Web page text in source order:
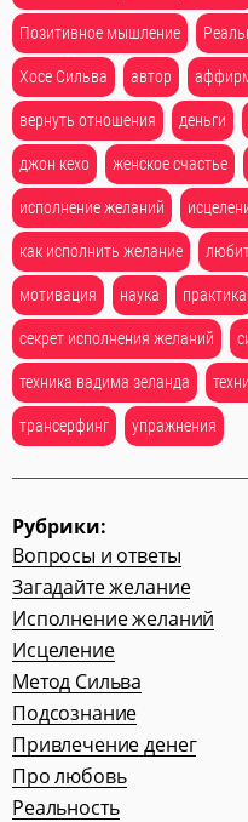
Позитивное мышление
Хосе Сильва автор
вернуть отношения деньги
джон кехо женское счастье
исполнение желаний
как исполнить желание
мотивация наука практика
секрет исполнения желаний
техника вадима зеланда
трансерфинг упражнения
Рубрики:
Вопросы и ответы
Загадайте желание
Исполнение желаний
Исцеление
Метод Сильва
Подсознание
Привлечение денег
Про любовь
Реальность